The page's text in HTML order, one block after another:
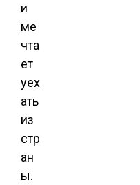
и
ме
чта
ет
уех
ать
из
стр
ан
ы.